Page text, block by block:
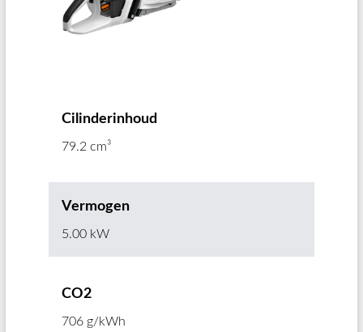
Cilinderinhoud
79.2 cm³
Vermogen
5.00 kW
CO2
706 g/kWh